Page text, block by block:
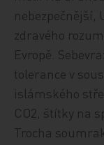
nebezpečnější,
zdravého
Evropě.
tolerance v
islámského
CO2, štítky na
Trocha